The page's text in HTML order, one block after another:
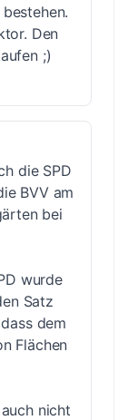
Den
;)
die SPD
BVV am
bei
wurde
Satz
dem
Flächen
nicht